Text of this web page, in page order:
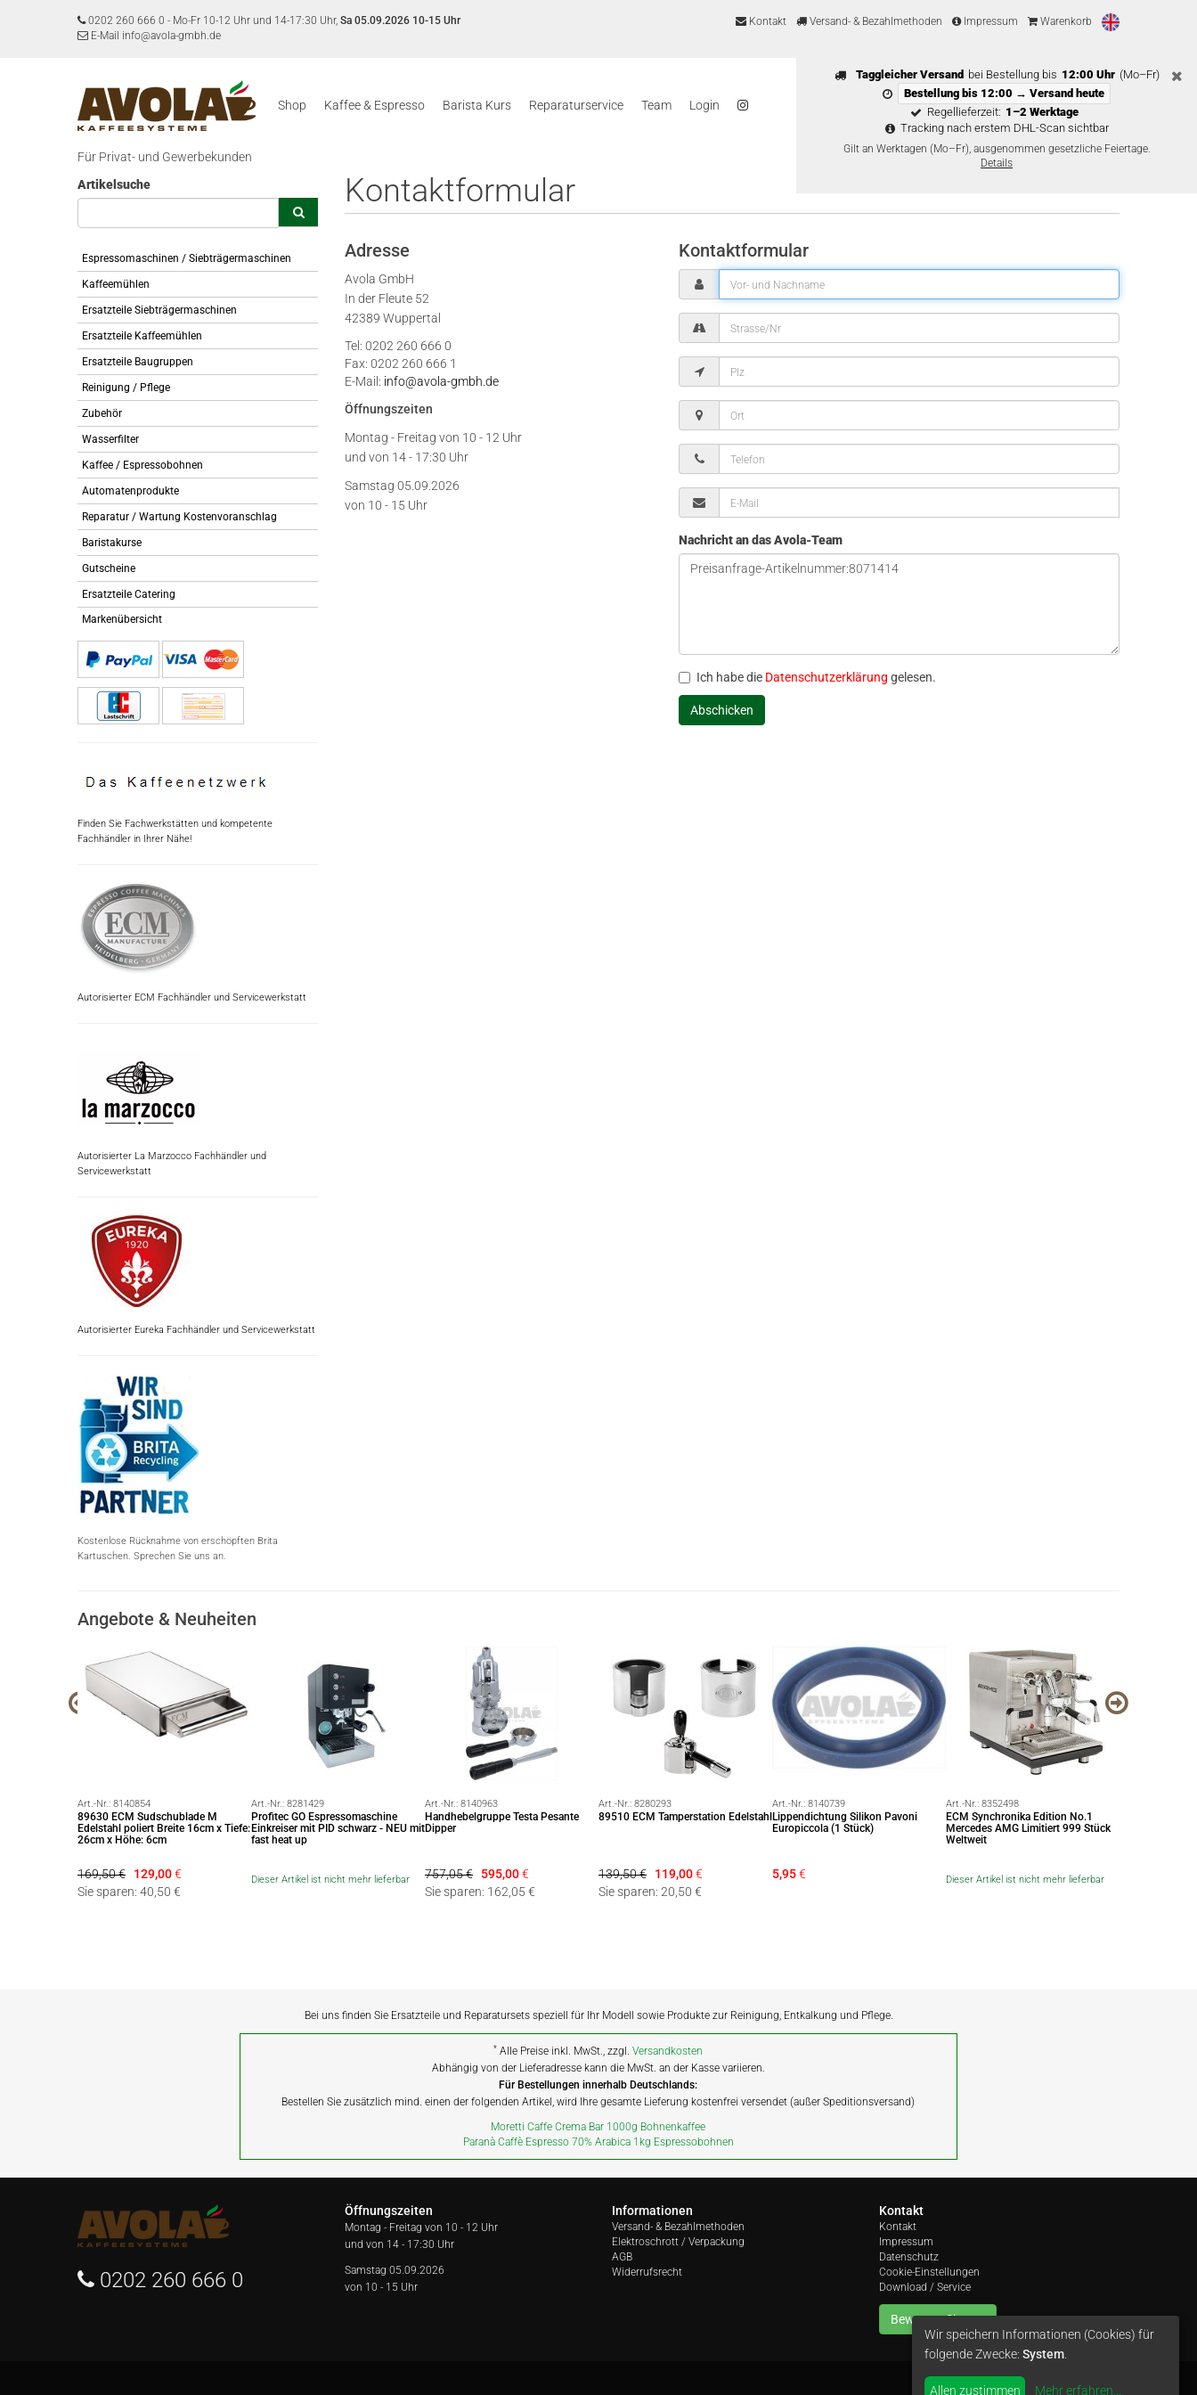
0202 260 666 0 - Mo-Fr 10-12 Uhr und 14-17:30 Uhr, Sa 05.09.2026 10-15 Uhr
E-Mail info@avola-gmbh.de
Kontakt Versand- & Bezahlmethoden Impressum Warenkorb
Taggleicher Versand bei Bestellung bis 12:00 Uhr (Mo–Fr)
Bestellung bis 12:00 → Versand heute
Regellieferzeit: 1–2 Werktage
Tracking nach erstem DHL-Scan sichtbar
Gilt an Werktagen (Mo–Fr), ausgenommen gesetzliche Feiertage.
Details
Shop Kaffee & Espresso Barista Kurs Reparaturservice Team Login
Für Privat- und Gewerbekunden
Artikelsuche
Espressomaschinen / Siebträgermaschinen
Kaffeemühlen
Ersatzteile Siebträgermaschinen
Ersatzteile Kaffeemühlen
Ersatzteile Baugruppen
Reinigung / Pflege
Zubehör
Wasserfilter
Kaffee / Espressobohnen
Automatenprodukte
Reparatur / Wartung Kostenvoranschlag
Baristakurse
Gutscheine
Ersatzteile Catering
Markenübersicht
Finden Sie Fachwerkstätten und kompetente
Fachhändler in Ihrer Nähe!
Autorisierter ECM Fachhändler und Servicewerkstatt
Autorisierter La Marzocco Fachhändler und
Servicewerkstatt
Autorisierter Eureka Fachhändler und Servicewerkstatt
Kostenlose Rücknahme von erschöpften Brita
Kartuschen. Sprechen Sie uns an.
Kontaktformular
Adresse
Avola GmbH
In der Fleute 52
42389 Wuppertal
Tel: 0202 260 666 0
Fax: 0202 260 666 1
E-Mail: info@avola-gmbh.de
Öffnungszeiten
Montag - Freitag von 10 - 12 Uhr
und von 14 - 17:30 Uhr
Samstag 05.09.2026
von 10 - 15 Uhr
Kontaktformular
Nachricht an das Avola-Team
Ich habe die Datenschutzerklärung gelesen.
Angebote & Neuheiten
Art.-Nr.: 8140854
89630 ECM Sudschublade M
Edelstahl poliert Breite 16cm x Tiefe:
26cm x Höhe: 6cm
169,50 € 129,00€
Sie sparen: 40,50 €
Art.-Nr.: 8281429
Profitec GO Espressomaschine
Einkreiser mit PID schwarz - NEU mit
fast heat up
Dieser Artikel ist nicht mehr lieferbar
Art.-Nr.: 8140963
Handhebelgruppe Testa Pesante
Dipper
757,05 € 595,00€
Sie sparen: 162,05 €
Art.-Nr.: 8280293
89510 ECM Tamperstation Edelstahl
139,50 € 119,00€
Sie sparen: 20,50 €
Art.-Nr.: 8140739
Lippendichtung Silikon Pavoni
Europiccola (1 Stück)
5,95€
Art.-Nr.: 8352498
ECM Synchronika Edition No.1
Mercedes AMG Limitiert 999 Stück
Weltweit
Dieser Artikel ist nicht mehr lieferbar
Bei uns finden Sie Ersatzteile und Reparatursets speziell für Ihr Modell sowie Produkte zur Reinigung, Entkalkung und Pflege.
* Alle Preise inkl. MwSt., zzgl.Versandkosten
Abhängig von der Lieferadresse kann die MwSt. an der Kasse variieren.
Für Bestellungen innerhalb Deutschlands:
Bestellen Sie zusätzlich mind. einen der folgenden Artikel, wird Ihre gesamte Lieferung kostenfrei versendet (außer Speditionsversand)
Moretti Caffe Crema Bar 1000g Bohnenkaffee
Paranà Caffè Espresso 70% Arabica 1kg Espressobohnen
0202 260 666 0
Öffnungszeiten
Montag - Freitag von 10 - 12 Uhr
und von 14 - 17:30 Uhr
Samstag 05.09.2026
von 10 - 15 Uhr
Informationen
Versand- & Bezahlmethoden
Elektroschrott / Verpackung
AGB
Widerrufsrecht
Kontakt
Kontakt
Impressum
Datenschutz
Cookie-Einstellungen
Download / Service
Bewerten Sie uns
Wir speichern Informationen (Cookies) für
folgende Zwecke: System
Allen zustimmen Mehr erfahren...